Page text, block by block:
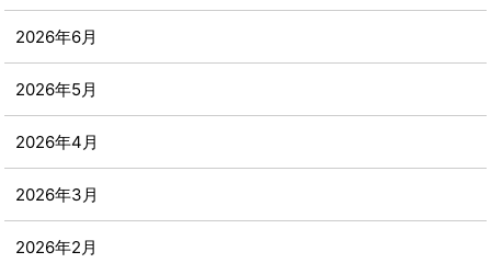
2026年6月
2026年5月
2026年4月
2026年3月
2026年2月